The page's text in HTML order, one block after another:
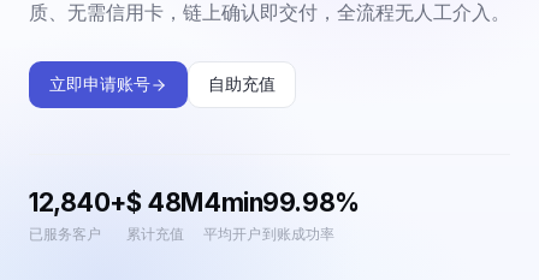
质、无需信用卡，链上确认即交付，全流程无人工介入。
立即申请账号 自助充值
12,840+
已服务客户
$ 48M
累计充值
4min
平均开户
99.98%
到账成功率